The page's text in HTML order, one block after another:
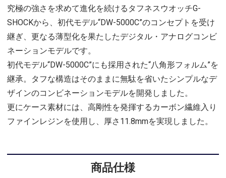
究極の強さを求めて進化を続けるタフネスウオッチG-
SHOCKから、初代モデル“DW-5000C”のコンセプトを受け
継ぎ、更なる薄型化を果たしたデジタル・アナログコンビ
ネーションモデルです。
初代モデル“DW-5000C”にも採用された“八角形フォルム”を
継承。タフな構造はそのままに無駄を省いたシンプルなデ
ザインのコンビネーションモデルを開発しました。
更にケース素材には、高剛性を発揮するカーボン繊維入り
ファインレジンを使用し、厚さ11.8mmを実現しました。
商品仕様